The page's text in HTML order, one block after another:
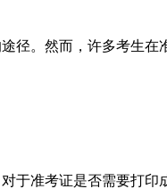
径。然而，许多考生
于准考证是否需要打